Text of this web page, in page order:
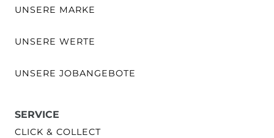
UNSERE MARKE
UNSERE WERTE
UNSERE JOBANGEBOTE
SERVICE
CLICK & COLLECT